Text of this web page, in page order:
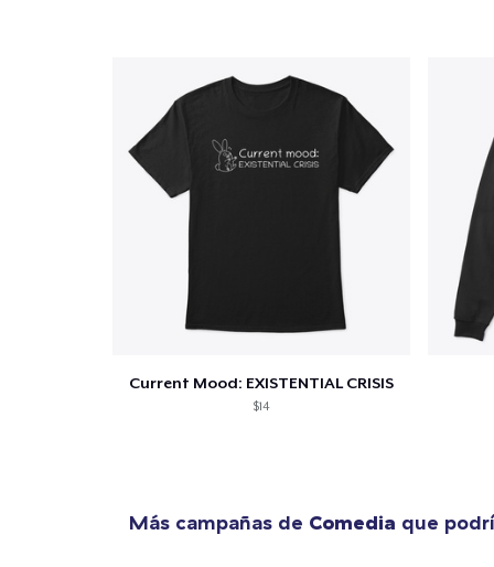
Current Mood: EXISTENTIAL CRISIS
$14
Más campañas de Comedia que